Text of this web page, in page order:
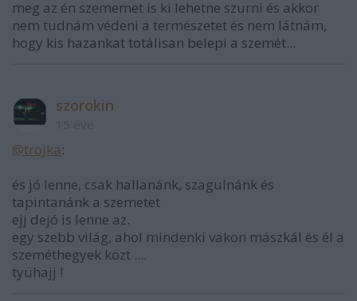
meg az én szememet is ki lehetne szurni és akkor
nem tudnám védeni a természetet és nem látnám,
hogy kis hazankat totálisan belepi a szemét...
szorokin
@trojka:
és jó lenne, csak hallanánk, szagulnánk és
tapintanánk a szemetet
ejj dejó is lenne az.
egy szebb világ, ahol mindenki vakon mászkál és él a
szeméthegyek közt ....
tyühajj !